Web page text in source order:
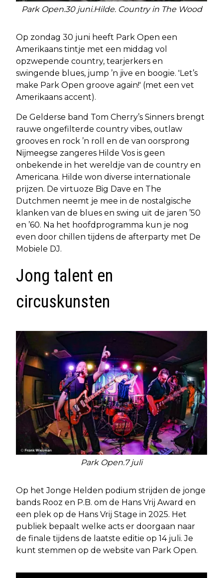
Park Open.30 juni.Hilde. Country in The Wood
Op zondag 30 juni heeft Park Open een
Amerikaans tintje met een middag vol
opzwepende country, tearjerkers en
swingende blues, jump ’n jive en boogie. 'Let’s
make Park Open groove again!' (met een vet
Amerikaans accent).
De Gelderse band Tom Cherry’s Sinners brengt
rauwe ongefilterde country vibes, outlaw
grooves en rock ’n roll en de van oorsprong
Nijmeegse zangeres Hilde Vos is geen
onbekende in het wereldje van de country en
Americana. Hilde won diverse internationale
prijzen. De virtuoze Big Dave en The
Dutchmen neemt je mee in de nostalgische
klanken van de blues en swing uit de jaren ’50
en ’60. Na het hoofdprogramma kun je nog
even door chillen tijdens de afterparty met De
Mobiele DJ.
Jong talent en
circuskunsten
Park Open.7 juli
Op het Jonge Helden podium strijden de jonge
bands Rooz en P.B. om de Hans Vrij Award en
een plek op de Hans Vrij Stage in 2025. Het
publiek bepaalt welke acts er doorgaan naar
de finale tijdens de laatste editie op 14 juli. Je
kunt stemmen op de website van Park Open.